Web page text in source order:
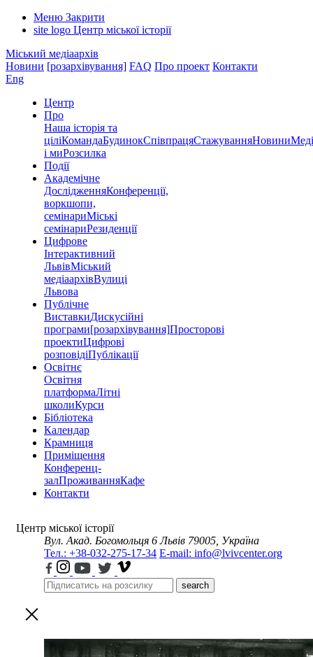
Меню Закрити
site logo Центр міської історії
Міський медіаархів
Новини [розархівування] FAQ Про проект Контакти
Eng
Центр
Про
Наша історія та
ціліКомандаБудинокСпівпрацяСтажуванняНовини
і миРозсилка
Події
Академічне
ДослідженняКонференції,
воркшопи,
семінариМіські
семінариРезиденції
Цифрове
Інтерактивний
ЛьвівМіський
медіаархівВулиці
Львова
Публічне
ВиставкиДискусійні
програми[розархівування]Просторові
проектиЦифрові
розповідіПублікації
Освітнє
Освітня
платформаЛітні
школиКурси
Бібліотека
Календар
Крамниця
Приміщення
Конференц-
залПроживанняКафе
Контакти
Центр міської історії
Вул. Акад. Богомольця 6 Львів 79005, Україна
Тел.: +38-032-275-17-34 E-mail: info@lvivcenter.org
search